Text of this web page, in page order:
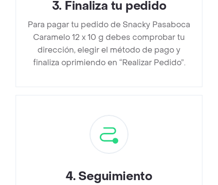
3. Finaliza tu pedido
Para pagar tu pedido de Snacky Pasaboca
Caramelo 12 x 10 g debes comprobar tu
dirección, elegir el método de pago y
finaliza oprimiendo en “Realizar Pedido”.
4. Seguimiento